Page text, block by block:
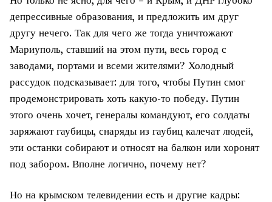
депрессивные образования, и предложить им друг
другу нечего. Так для чего же тогда уничтожают
Мариуполь, ставший на этом пути, весь город с
заводами, портами и всеми жителями? Холодный
рассудок подсказывает: для того, чтобы Путин смог
продемонстрировать хоть какую-то победу. Путин
этого очень хочет, генералы командуют, его солдаты
заряжают гаубицы, снаряды из гаубиц калечат людей,
эти останки собирают и относят на балкон или хоронят
под забором. Вполне логично, почему нет?
Но на крымском телевидении есть и другие кадры: